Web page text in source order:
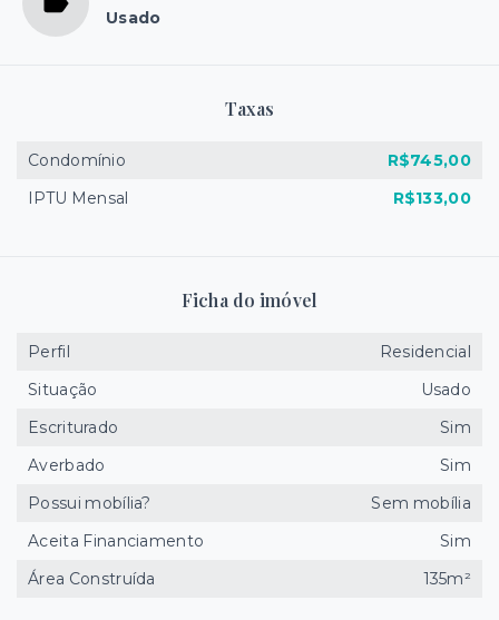
Usado
Taxas
Condomínio
R$745,00
IPTU Mensal
R$133,00
Ficha do imóvel
Perfil
Residencial
Situação
Usado
Escriturado
Sim
Averbado
Sim
Possui mobília?
Sem mobília
Aceita Financiamento
Sim
Área Construída
135m²